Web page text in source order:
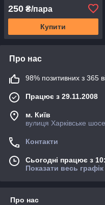
250 ₴/пара
Купити
Про нас
98% позитивних з 365
Працює з 29.11.2008
м. Київ
вулиця Харківське
Контакти
Сьогодні працює з
Показати весь
Про нас